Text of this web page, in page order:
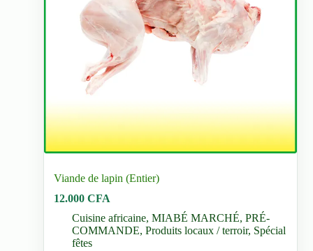
Viande de lapin (Entier)
12.000CFA
Cuisine africaine,MIABÉ MARCHÉ,PRÉ-
COMMANDE,Produits locaux / terroir, Spécial
fêtes